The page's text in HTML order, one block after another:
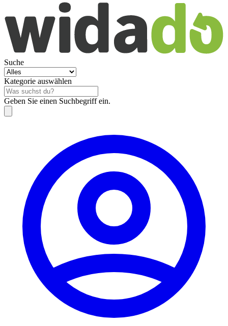
Suche
Kategorie auswählen
Geben Sie einen Suchbegriff ein.